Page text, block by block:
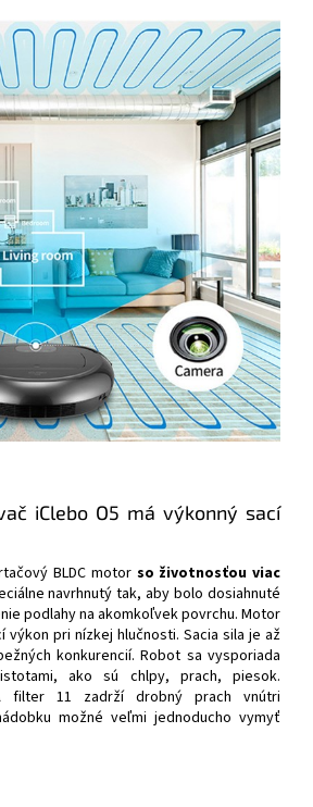
iClebo O5 má výkonný sací
BLDC motor so životnosťou viac
navrhnutý tak, aby bolo dosiahnuté
podlahy na akomkoľvek povrchu. Motor
pri nízkej hlučnosti. Sacia sila je až
konkurencií. Robot sa vysporiada
ako sú chlpy, prach, piesok.
filter 11 zadrží drobný prach vnútri
možné veľmi jednoducho vymyť